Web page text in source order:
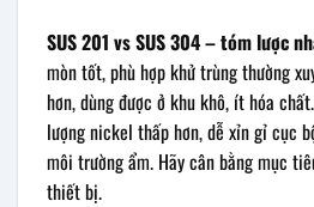
SUS 201 vs SUS 304 – tóm lược
mòn tốt, phù hợp khử trùng thường
hơn, dùng được ở khu khô, ít hóa
lượng nickel thấp hơn, dễ xỉn gỉ cục
môi trường ẩm. Hãy cân bằng mục
thiết bị.